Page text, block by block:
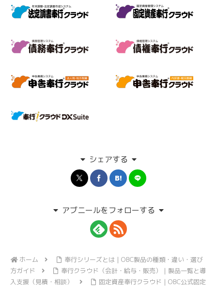
シェアする
アブニールをフォローする
ホーム
奉行シリーズとは｜OBC製品の種類・違い・選び
方ガイド
奉行クラウド（会計・給与・販売）｜製品一覧と導
入支援（見積・相談）
固定資産奉行クラウド｜OBC公式固定